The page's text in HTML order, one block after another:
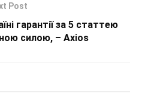
Post
гарантії за 5 статтею
силою, – Axios